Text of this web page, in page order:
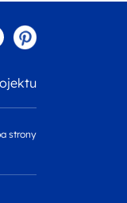
twitterPinterest
strony